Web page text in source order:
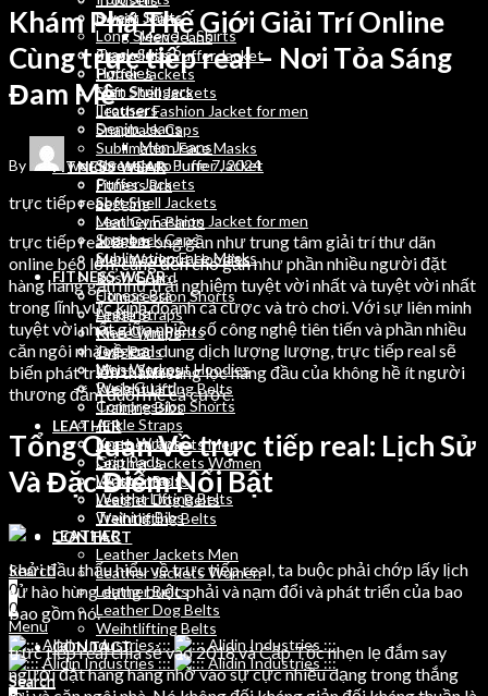
Denim Jeans
Men Jeans
Sleeveless Puffer Jacket
Puffer Jackets
Soft Shell Jackets
Leather Fashion Jacket for men
Snapback Caps
Sublimation Face Masks
FITNESS WEAR
Fitness Bra
Legging
Men Gym Pants
Joggers
Men Workout Hoodies
Rush Guard
Compression Shorts
Ankle Straps
Knee Wraps
Grip Pads
Wrist Straps
Weight Lifting Belts
Training Bibs
LEATHER
Leather Jackets Men
Leather Jackets Women
Leather Belts
Leather Dog Belts
Weihtlifting Belts
CONTACT
Search
0
0
Menu
Search
Sweat Shirts
Long Sleeve T Shirts
Track Suits
Hoodies
Men Stringers
Trousers
Denim Jeans
Men Jeans
Sleeveless Puffer Jacket
Puffer Jackets
Soft Shell Jackets
Leather Fashion Jacket for men
Snapback Caps
Sublimation Face Masks
FITNESS WEAR
Fitness Bra
Legging
Men Gym Pants
Joggers
Men Workout Hoodies
Rush Guard
Compression Shorts
Ankle Straps
Knee Wraps
Grip Pads
Wrist Straps
Weight Lifting Belts
Training Bibs
LEATHER
Leather Jackets Men
Leather Jackets Women
Leather Belts
Leather Dog Belts
Weihtlifting Belts
CONTACT
Search
Khám Phá Thế Giới Giải Trí Online
Cùng trực tiếp real – Nơi Tỏa Sáng
Đam Mê
By wordpressauto June 7, 2024
trực tiếp real
trực tiếp real là 1 trong gần như trung tâm giải trí thư dãn
online béo lớn, cùng đến cho gần như phần nhiều người đặt
hàng hàng gần như trải nghiệm tuyệt vời nhất và tuyệt vời nhất
trong lĩnh vực kinh doanh cá cược và trò chơi. Với sự liên minh
tuyệt vời nhất giữa nhiều số công nghệ tiên tiến và phần nhiều
căn ngôi nhà về loại dung dịch lượng lượng, trực tiếp real sẽ
biến phát triển thành sàng lọc hàng đầu của không hề ít người
thương đắm đuối mê cá cược.
Tổng Quan Về trực tiếp real: Lịch Sử
Và Đặc Điểm Nổi Bật
khởi đầu thấu hiểu về trực tiếp real, ta buộc phải chớp lấy lịch
sử hào hùng dựng buộc phải và nạm đổi và phát triển của bao
bao gồm nó.
trực tiếp real chia sẻ vào 2018 và Cấp Tốc nhẹn lẹ đắm say
người đặt hàng hàng nhờ vào sự cực nhiều dạng trong thắng